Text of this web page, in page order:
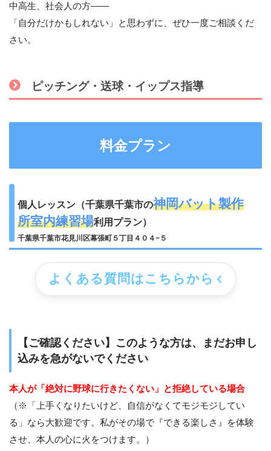
中高生、社会人の方——
「自分だけかもしれない」と思わずに、ぜひ一度ご相談くだ
さい。
ピッチング・送球・イップス指導
料金プラン
個人レッスン（千葉県千葉市の神岡バット製作
所室内練習場利用プラン）
千葉県千葉市花見川区幕張町５丁目４０４−５
よくある質問はこちらから
【ご確認ください】このような方は、まだお申し
込みを急がないでください
本人が「絶対に野球に行きたくない」と拒絶している場合
（※「上手くなりたいけど、自信がなくてモジモジしてい
る」なら大歓迎です。私がその場で『できる楽しさ』を体験
させ、本人の心に火をつけます。）